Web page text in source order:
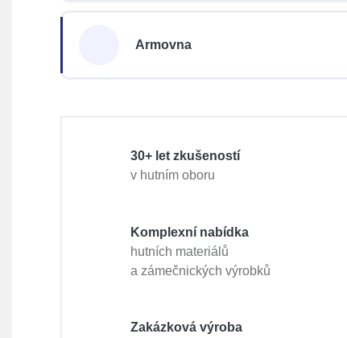
Armovna
30+ let zkušeností
v hutním oboru
Komplexní nabídka
hutních materiálů
a zámečnických výrobků
Zakázková výroba